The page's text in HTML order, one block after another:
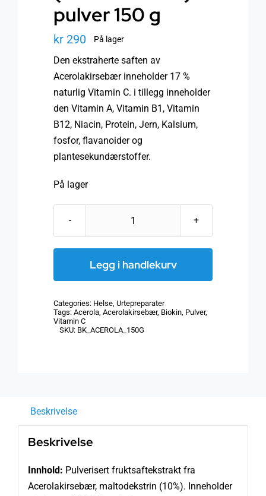
pulver 150 g
kr 290 På lager
Den ekstraherte saften av
Acerolakirsebær inneholder 17 %
naturlig Vitamin C. i tillegg inneholder
den Vitamin A, Vitamin B1, Vitamin
B12, Niacin, Protein, Jern, Kalsium,
fosfor, flavanoider og
plantesekundærstoffer.
På lager
Acerola
(17%
pulver
Legg i handlekurv
Categories: Helse Urtepreparater
Tags: Acerola Acerolakirsebær, Biokin Pulver,
Vitamin C
SKU: BK_ACEROLA_150G
Beskrivelse
Beskrivelse
Innhold: Pulverisert fruktsaftekstrakt fra
Acerolakirsebær, maltodekstrin (10%). Inneholder